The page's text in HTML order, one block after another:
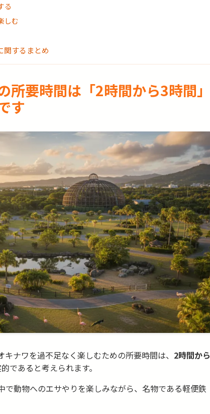
る
しむ
関するまとめ
所要時間は「2時間から3時間」
す
ナワを過不足なく楽しむための所要時間は、 2時間から
であると考えられます。
で動物へのエサやりを楽しみながら、名物である軽便鉄